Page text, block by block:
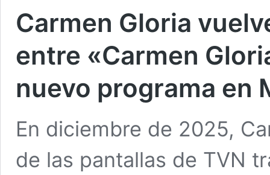
Carmen Gloria
entre «Carmen
nuevo programa en
En diciembre de 2025,
de las pantallas de TVN